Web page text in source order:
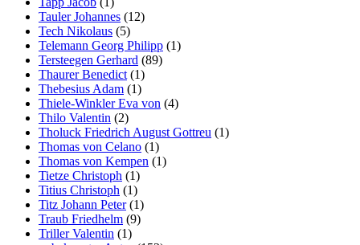
Tauler Johannes (12)
Tech Nikolaus (5)
Telemann Georg Philipp (1)
Tersteegen Gerhard (89)
Thaurer Benedict(1)
Thebesius Adam (1)
Thiele-Winkler Eva von (4)
Thilo Valentin (2)
Tholuck Friedrich August Gottreu (1)
Thomas von Celano (1)
Thomas von Kempen (1)
Tietze Christoph (1)
Titius Christoph (1)
Titz Johann Peter(1)
Traub Friedhelm (9)
Triller Valentin (1)